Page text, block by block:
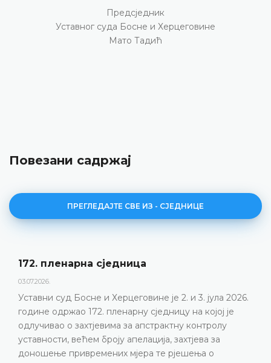
Предсједник
Уставног суда Босне и Херцеговине
Мато Тадић
Повезани садржај
ПРЕГЛЕДАЈТЕ СВЕ ИЗ - СЈЕДНИЦЕ
2. и 3. јула 2026.
на којој је
контролу
за
о
Дневни ред 172. пленарне
Уставни суд Босне и
пленарну сједницу 2. и 3. јула
ДЕТАЉНИЈЕ